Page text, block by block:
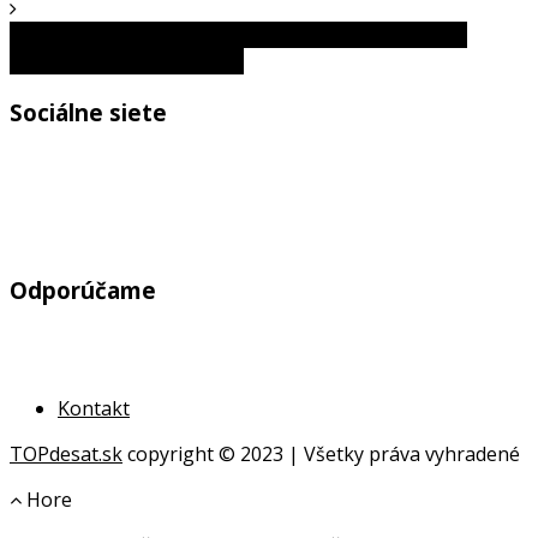
Sociálne siete
Odporúčame
Kontakt
TOPdesat.skcopyright © 2023 | Všetky práva vyhradené
Hore